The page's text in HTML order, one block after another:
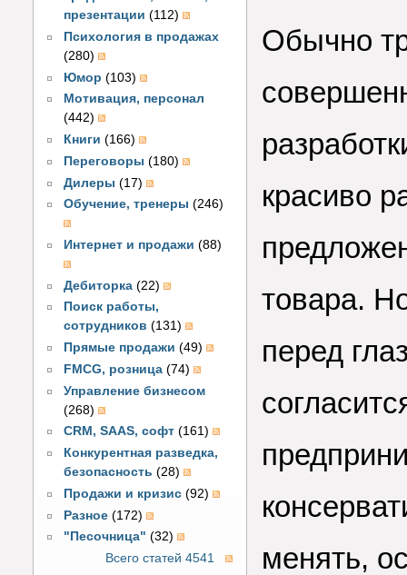
презентации (112)
Психология в продажах
(280)
Юмор (103)
Мотивация, персонал
(442)
Книги (166)
Переговоры (180)
Дилеры (17)
Обучение, тренеры (246)
Интернет и продажи (88)
Дебиторка (22)
Поиск работы,
сотрудников (131)
Прямые продажи (49)
FMCG, розница (74)
Управление бизнесом
(268)
CRM, SAAS, софт (161)
Конкурентная разведка,
безопасность (28)
Продажи и кризис (92)
Разное (172)
"Песочница" (32)
Всего статей 4541
Обычно
красиво
товара.
перед
менять,